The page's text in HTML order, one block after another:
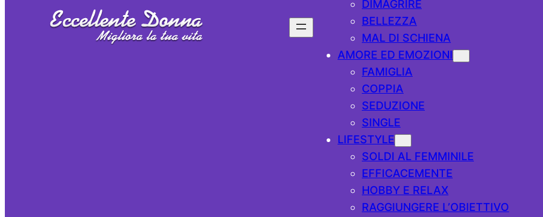
DIMAGRIRE
BELLEZZA
MAL DI SCHIENA
AMORE ED EMOZIONI
FAMIGLIA
COPPIA
SEDUZIONE
SINGLE
LIFESTYLE
SOLDI AL FEMMINILE
EFFICACEMENTE
HOBBY E RELAX
RAGGIUNGERE L’OBIETTIVO